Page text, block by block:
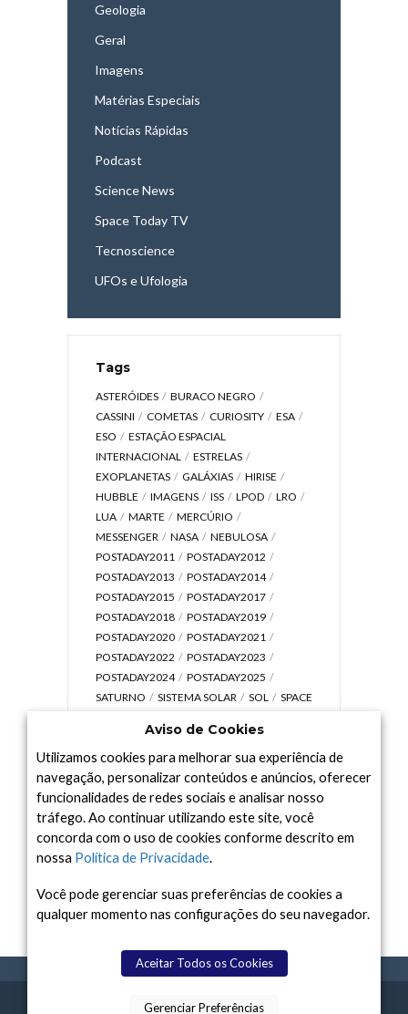
Geologia
Geral
Imagens
Matérias Especiais
Notícias Rápidas
Podcast
Science News
Space Today TV
Tecnoscience
UFOs e Ufologia
Tags
ASTERÓIDES
BURACO NEGRO
CASSINI
COMETAS CURIOSITY
ESA
ESO
ESTAÇÃO ESPACIAL
INTERNACIONAL
ESTRELAS
EXOPLANETAS
GALÁXIAS
HIRISE
HUBBLE
IMAGENS ISS LPOD
LRO
LUA
MARTE
MERCÚRIO
MESSENGER
NASA
NEBULOSA
POSTADAY2011
POSTADAY2012
POSTADAY2013
POSTADAY2014
POSTADAY2015
POSTADAY2017
POSTADAY2018
POSTADAY2019
POSTADAY2020
POSTADAY2021
POSTADAY2022
POSTADAY2023
POSTADAY2024
POSTADAY2025
SATURNO
SISTEMA SOLAR SOL
SPACE
UNIVERSO
VÍDEO
Arquivo
Arquivo
TERMOS CONTATO SPACE TODAY
Aviso de Cookies
Utilizamos cookies para melhorar sua experiência de
navegação, personalizar conteúdos e anúncios, oferecer
funcionalidades de redes sociais e analisar nosso
tráfego. Ao continuar utilizando este site, você
concorda com o uso de cookies conforme descrito em
nossa Política de Privacidade.
Você pode gerenciar suas preferências de cookies a
qualquer momento nas configurações do seu navegador.
Aceitar Todos os Cookies
Gerenciar Preferências